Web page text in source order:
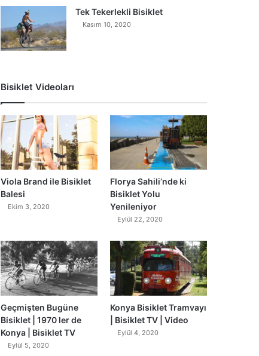
Tek Tekerlekli Bisiklet
Kasım 10, 2020
Bisiklet Videoları
Viola Brand ile Bisiklet
Balesi
Ekim 3, 2020
Florya Sahili’nde ki
Bisiklet Yolu
Yenileniyor
Eylül 22, 2020
Geçmişten Bugüne
Bisiklet | 1970 ler de
Konya | Bisiklet TV
Eylül 5, 2020
Konya Bisiklet Tramvayı
| Bisiklet TV | Video
Eylül 4, 2020